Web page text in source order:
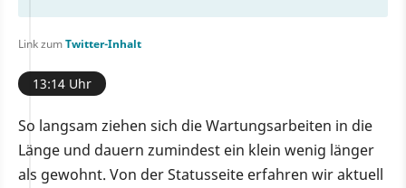
Link zumTwitter-Inhalt
13:14 Uhr
So langsam ziehen sich die Wartungsarbeiten in die
Länge und dauern zumindest ein klein wenig länger
als gewohnt. Von der Statusseite erfahren wir aktuell